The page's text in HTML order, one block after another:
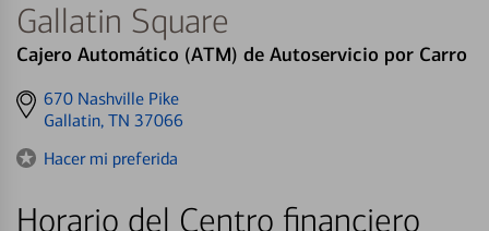
Gallatin Square
Cajero Automático (ATM) de Autoservicio por Carro
Get
directions
670 Nashville Pike
Gallatin, TN 37066
Hacer mi preferida
Horario del Centro financiero